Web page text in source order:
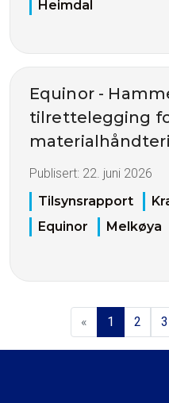
Heimdal
Equinor -
tilrettelegging
Publisert: 22. juni 2026
Tilsynsrapport
Equinor
Melkøya
« 1 2 3